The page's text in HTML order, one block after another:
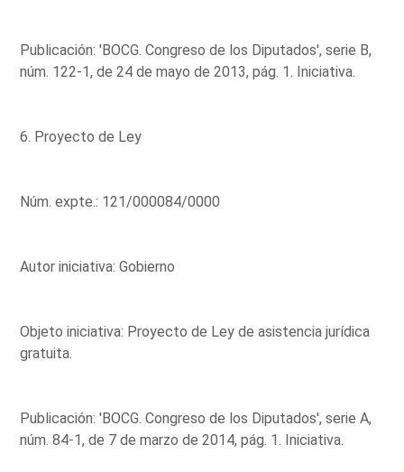
Publicación: 'BOCG. Congreso de los Diputados', serie B,
núm. 122-1, de 24 de mayo de 2013, pág. 1. Iniciativa.
6. Proyecto de Ley
Núm. expte.: 121/000084/0000
Autor iniciativa: Gobierno
Objeto iniciativa: Proyecto de Ley de asistencia jurídica
gratuita.
Publicación: 'BOCG. Congreso de los Diputados', serie A,
núm. 84-1, de 7 de marzo de 2014, pág. 1. Iniciativa.